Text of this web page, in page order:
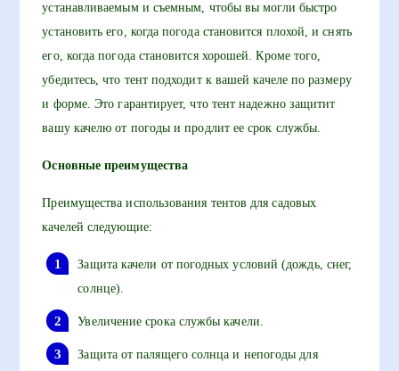
устанавливаемым и съемным, чтобы вы могли быстро
установить его, когда погода становится плохой, и снять
его, когда погода становится хорошей. Кроме того,
убедитесь, что тент подходит к вашей качеле по размеру
и форме. Это гарантирует, что тент надежно защитит
вашу качелю от погоды и продлит ее срок службы.
Основные преимущества
Преимущества использования тентов для садовых
качелей следующие:
Защита качели от погодных условий (дождь, снег,
солнце).
Увеличение срока службы качели.
Защита от палящего солнца и непогоды для